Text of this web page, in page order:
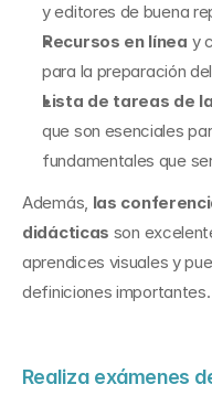
y editores de buena
Recursos en línea y
para la preparación
Lista de tareas de la
que son esenciales
fundamentales que
Además, las
didácticas son
aprendices visuales y
definiciones importantes.
Realiza exámenes